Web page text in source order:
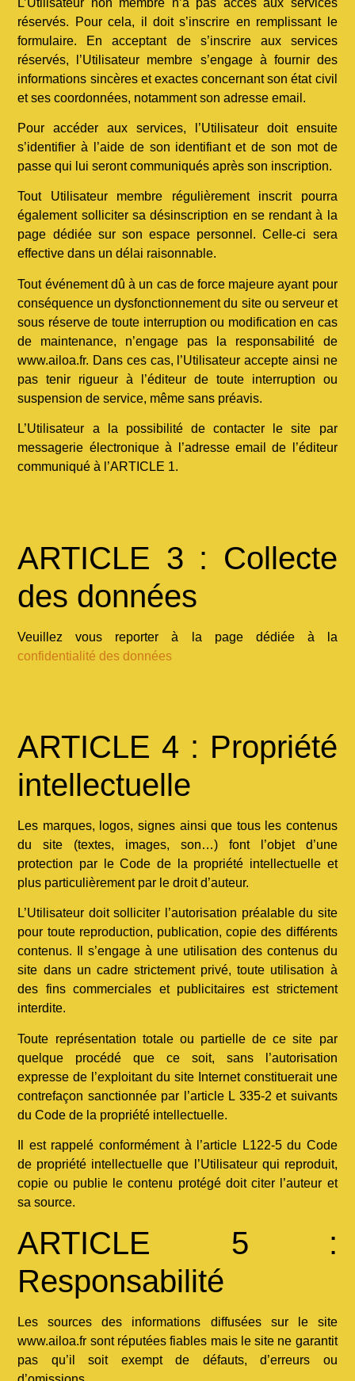
réservés. Pour cela, il doit s’inscrire en remplissant le
formulaire. En acceptant de s’inscrire aux services
réservés, l’Utilisateur membre s’engage à fournir des
informations sincères et exactes concernant son état civil
et ses coordonnées, notamment son adresse email.
Pour accéder aux services, l’Utilisateur doit ensuite
s’identifier à l’aide de son identifiant et de son mot de
passe qui lui seront communiqués après son inscription.
Tout Utilisateur membre régulièrement inscrit pourra
également solliciter sa désinscription en se rendant à la
page dédiée sur son espace personnel. Celle-ci sera
effective dans un délai raisonnable.
Tout événement dû à un cas de force majeure ayant pour
conséquence un dysfonctionnement du site ou serveur et
sous réserve de toute interruption ou modification en cas
de maintenance, n’engage pas la responsabilité de
www.ailoa.fr. Dans ces cas, l’Utilisateur accepte ainsi ne
pas tenir rigueur à l’éditeur de toute interruption ou
suspension de service, même sans préavis.
L’Utilisateur a la possibilité de contacter le site par
messagerie électronique à l’adresse email de l’éditeur
communiqué à l’ARTICLE 1.
ARTICLE 3 : Collecte
des données
Veuillez vous reporter à la page dédiée à la
confidentialité des données
ARTICLE 4 : Propriété
intellectuelle
Les marques, logos, signes ainsi que tous les contenus
du site (textes, images, son…) font l’objet d’une
protection par le Code de la propriété intellectuelle et
plus particulièrement par le droit d’auteur.
L’Utilisateur doit solliciter l’autorisation préalable du site
pour toute reproduction, publication, copie des différents
contenus. Il s’engage à une utilisation des contenus du
site dans un cadre strictement privé, toute utilisation à
des fins commerciales et publicitaires est strictement
interdite.
Toute représentation totale ou partielle de ce site par
quelque procédé que ce soit, sans l’autorisation
expresse de l’exploitant du site Internet constituerait une
contrefaçon sanctionnée par l’article L 335-2 et suivants
du Code de la propriété intellectuelle.
Il est rappelé conformément à l’article L122-5 du Code
de propriété intellectuelle que l’Utilisateur qui reproduit,
copie ou publie le contenu protégé doit citer l’auteur et
sa source.
ARTICLE 5 :
Responsabilité
Les sources des informations diffusées sur le site
www.ailoa.fr sont réputées fiables mais le site ne garantit
pas qu’il soit exempt de défauts, d’erreurs ou